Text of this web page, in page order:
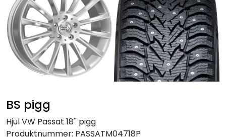
BS pigg
Hjul VW Passat 18'' pigg
Produktnummer: PASSATM04718P
Felger
Lastebil
Buss
Anlegg